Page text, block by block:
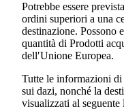
Potrebbe essere
ordini superiori a una
destinazione. Possono
quantità di Prodotti
dell′Unione Europea.
Tutte le informazioni di
sui dazi, nonché la
visualizzati al seguente